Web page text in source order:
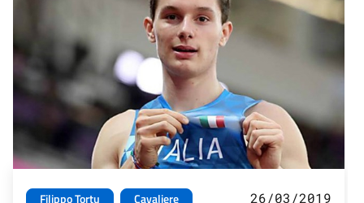
Filippo Tortu
Cavaliere
26/03/2019